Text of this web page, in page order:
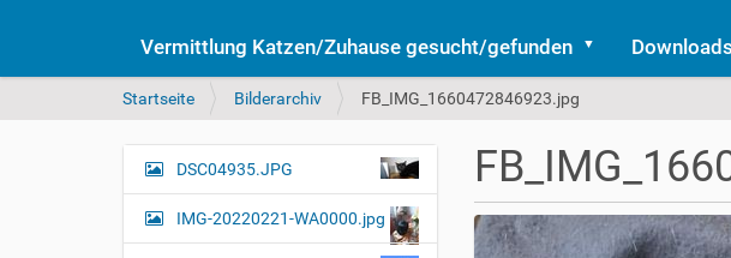
Vermittlung Katzen/Zuhause gesucht/gefunden Downloads
S
e
i
d
Startseite Bilderarchiv FB_IMG_1660472846923.jpg
N
DSC04935.JPG
IMG-20220221-WA0000.jpg